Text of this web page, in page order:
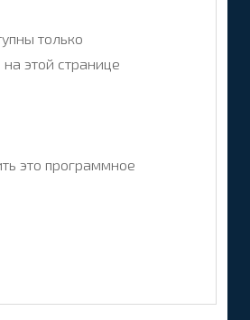
только
этой странице
это программное